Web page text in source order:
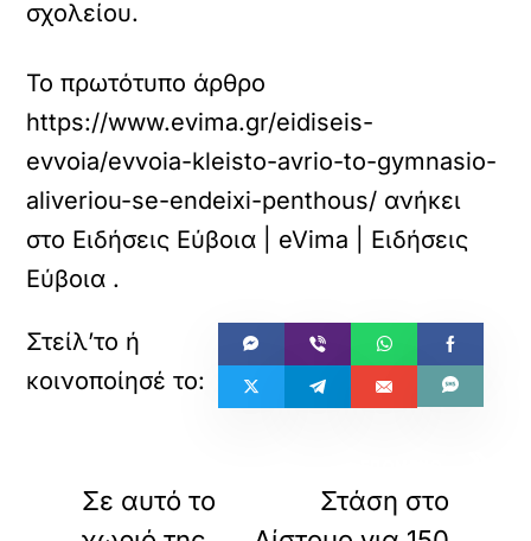
σχολείου.
Το πρωτότυπο άρθρο
https://www.evima.gr/eidiseis-
evvoia/evvoia-kleisto-avrio-to-gymnasio-
aliveriou-se-endeixi-penthous/ ανήκει
στο Ειδήσεις Εύβοια | eVima | Ειδήσεις
Εύβοια .
Σε αυτό το
Στάση στο